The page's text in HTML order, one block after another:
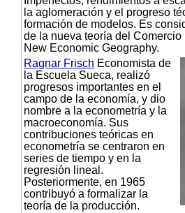
la aglomeración y el progreso
formación de modelos. Es
de la nueva teoría del Comercio
New Economic Geography.
Ragnar Frisch Economista de
la Escuela Sueca, realizó
progresos importantes en el
campo de la economía, y dio
nombre a la econometría y la
macroeconomía. Sus
contribuciones teóricas en
econometría se centraron en
series de tiempo y en la
regresión lineal.
Posteriormente, en 1965
contribuyó a formalizar la
teoría de la producción.